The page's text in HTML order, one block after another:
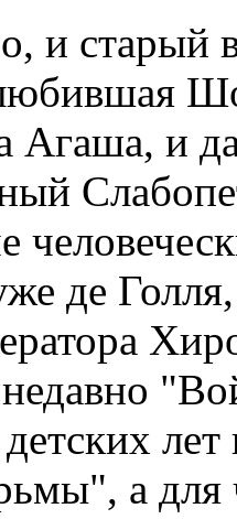
и старый
Агаша, и
де
а для